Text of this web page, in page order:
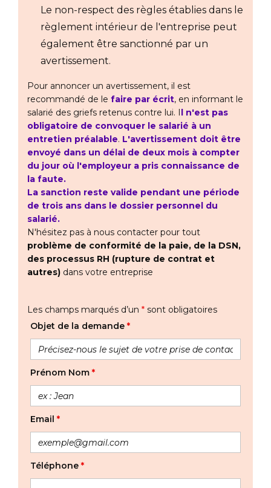
Le non-respect des règles établies dans le
règlement intérieur de l'entreprise peut
également être sanctionné par un
avertissement.
Pour annoncer un avertissement, il est
recommandé de le faire par écrit, en informant le
salarié des griefs retenus contre lui. Il n'est pas
obligatoire de convoquer le salarié à un
entretien préalable. L'avertissement doit être
envoyé dans un délai de deux mois à compter
du jour où l'employeur a pris connaissance de
la faute.
La sanction reste valide pendant une période
de trois ans dans le dossier personnel du
salarié.
N'hésitez pas à nous contacter pour tout
problème de conformité de la paie, de la DSN,
des processus RH (rupture de contrat et
autres) dans votre entreprise
Les champs marqués d’un * sont obligatoires
Objet de la demande *
Prénom Nom *
Email *
Téléphone *